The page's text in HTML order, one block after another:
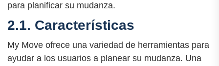
para planificar su mudanza.
2.1. Características
My Move ofrece una variedad de herramientas para
ayudar a los usuarios a planear su mudanza. Una